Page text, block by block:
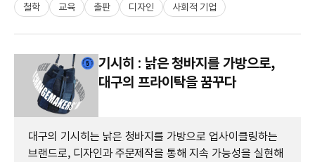
철학 교육 출판 디자인 사회적 기업
기시히 : 낡은 청바지를 가방으로,
대구의 프라이탁을 꿈꾸다
대구의 기시히는 낡은 청바지를 가방으로 업사이클링하는
브랜드로, 디자인과 주문제작을 통해 지속 가능성을 실현해